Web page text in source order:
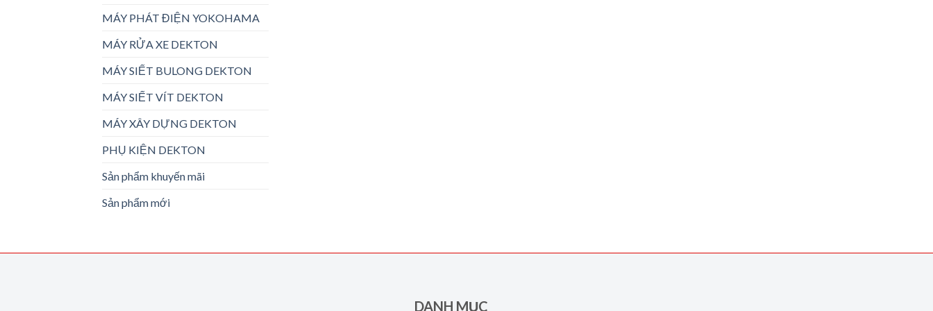
MÁY PHÁT ĐIỆN YOKOHAMA
MÁY RỬA XE DEKTON
MÁY SIẾT BULONG DEKTON
MÁY SIẾT VÍT DEKTON
MÁY XÂY DỰNG DEKTON
PHỤ KIỆN DEKTON
Sản phẩm khuyến mãi
Sản phẩm mới
DANH MỤC